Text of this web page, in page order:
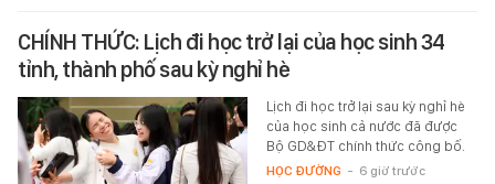
CHÍNH THỨC: Lịch đi học trở lại của học sinh 34
tỉnh, thành phố sau kỳ nghỉ hè
Lịch đi học trở lại sau kỳ nghỉ hè
của học sinh cả nước đã được
Bộ GD&ĐT chính thức công bố.
HỌC ĐƯỜNG - 6 giờ trước